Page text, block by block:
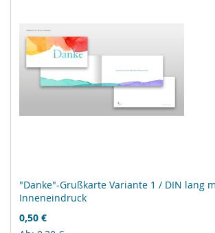
"Danke"-Grußkarte Variante 1 / DIN lang
Inneneindruck
0,50 €